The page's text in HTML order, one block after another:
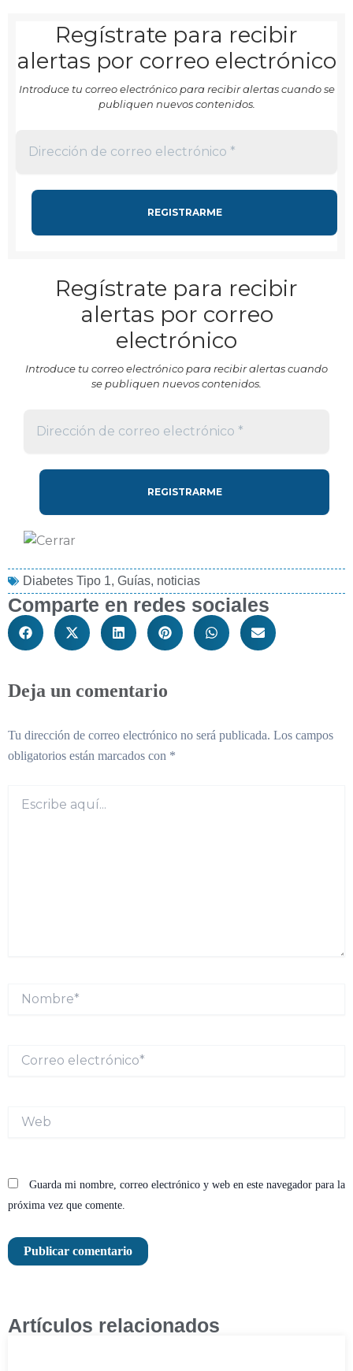
Regístrate para recibir
alertas por correo electrónico
Introduce tu correo electrónico para recibir alertas cuando se
publiquen nuevos contenidos.
Regístrate para recibir
alertas por correo
electrónico
Introduce tu correo electrónico para recibir alertas cuando
se publiquen nuevos contenidos.
Diabetes Tipo 1, Guías, noticias
Comparte en redes sociales
Deja un comentario
Tu dirección de correo electrónico no será publicada. Los campos
obligatorios están marcados con *
aquí...
electrónico*
Guarda mi nombre, correo electrónico y web en este navegador para la
próxima vez que comente.
Artículos relacionados